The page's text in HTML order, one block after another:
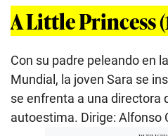
A Little Princess
Con su padre peleando en
Mundial, la joven Sara se
se enfrenta a una directora
autoestima. Dirige: Alfonso